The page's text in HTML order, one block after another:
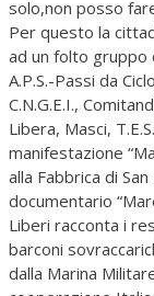
solo,non posso
Per questo la
ad un folto gruppo
A.P.S.-Passi da
C.N.G.E.I.,
Libera, Masci,
manifestazione
alla Fabbrica di
documentario
Liberi racconta i
barconi
dalla Marina